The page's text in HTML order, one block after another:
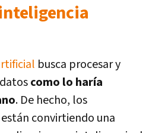
busca procesar y
como lo haría
. De hecho, los
convirtiendo una